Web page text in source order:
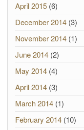
April 2015 (6)
December 2014 (3)
November 2014 (1)
June 2014 (2)
May 2014 (4)
April 2014 (3)
March 2014 (1)
February 2014 (10)